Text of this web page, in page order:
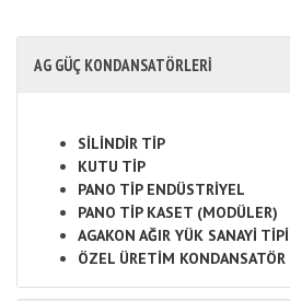
AG GÜÇ KONDANSATÖRLERİ
SİLİNDİR TİP
KUTU TİP
PANO TİP ENDÜSTRİYEL
PANO TİP KASET (MODÜLER)
AGAKON AĞIR YÜK SANAYİ TİPİ
ÖZEL ÜRETİM KONDANSATÖR